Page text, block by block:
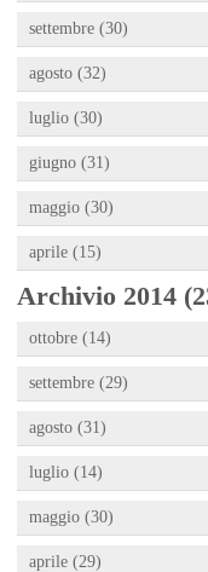
settembre (30)
agosto (32)
luglio (30)
giugno (31)
maggio (30)
aprile (15)
Archivio 2014
ottobre (14)
settembre (29)
agosto (31)
luglio (14)
maggio (30)
aprile (29)